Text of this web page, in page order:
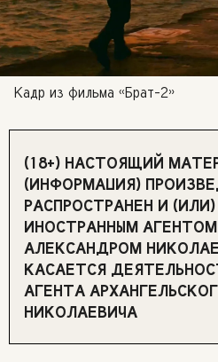
Кадр из фильма «Брат-2»
(18+) НАСТОЯЩИЙ
(ИНФОРМАЦИЯ)
РАСПРОСТРАНЕН И
ИНОСТРАННЫМ
АЛЕКСАНДРОМ
КАСАЕТСЯ
АГЕНТА
НИКОЛАЕВИЧА